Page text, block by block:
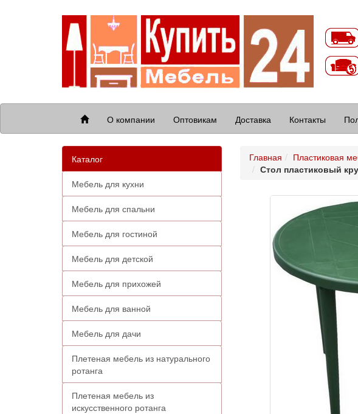
О компании Оптовикам Доставка Контакты
Каталог
Мебель для кухни
Мебель для спальни
Мебель для гостиной
Мебель для детской
Мебель для прихожей
Мебель для ванной
Мебель для дачи
Плетеная мебель из натурального
ротанга
Плетеная мебель из
искусственного ротанга
Главная Пластиковая
Стол пластиковый